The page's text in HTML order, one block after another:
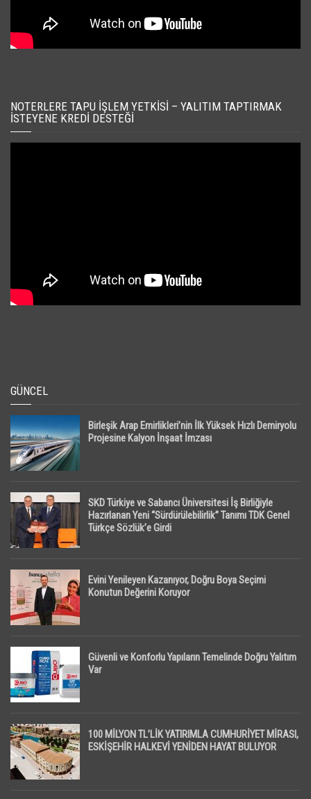
NOTERLERE TAPU İŞLEM YETKISI – YALITIM TAPTIRMAK
İSTEYENE KREDI DESTEĞI
GÜNCEL
Birleşik Arap Emirlikleri’nin İlk Yüksek Hızlı Demiryolu
Projesine Kalyon İnşaat İmzası
SKD Türkiye ve Sabancı Üniversitesi İş Birliğiyle
Hazırlanan Yeni “Sürdürülebilirlik” Tanımı TDK Genel
Türkçe Sözlük’e Girdi
Evini Yenileyen Kazanıyor, Doğru Boya Seçimi
Konutun Değerini Koruyor
Güvenli ve Konforlu Yapıların Temelinde Doğru Yalıtım
Var
100 MİLYON TL’LİK YATIRIMLA CUMHURİYET MİRASI,
ESKİŞEHİR HALKEVİ YENİDEN HAYAT BULUYOR